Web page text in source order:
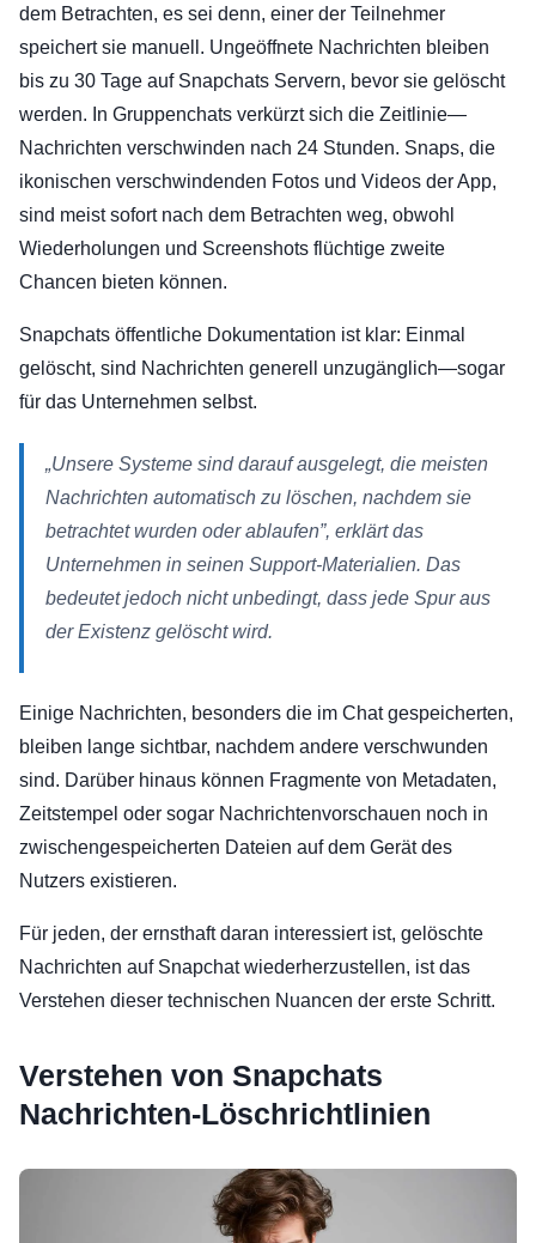
dem Betrachten, es sei denn, einer der Teilnehmer
speichert sie manuell. Ungeöffnete Nachrichten bleiben
bis zu 30 Tage auf Snapchats Servern, bevor sie gelöscht
werden. In Gruppenchats verkürzt sich die Zeitlinie—
Nachrichten verschwinden nach 24 Stunden. Snaps, die
ikonischen verschwindenden Fotos und Videos der App,
sind meist sofort nach dem Betrachten weg, obwohl
Wiederholungen und Screenshots flüchtige zweite
Chancen bieten können.
Snapchats öffentliche Dokumentation ist klar: Einmal
gelöscht, sind Nachrichten generell unzugänglich—sogar
für das Unternehmen selbst.
„Unsere Systeme sind darauf ausgelegt, die meisten
Nachrichten automatisch zu löschen, nachdem sie
betrachtet wurden oder ablaufen”, erklärt das
Unternehmen in seinen Support-Materialien. Das
bedeutet jedoch nicht unbedingt, dass jede Spur aus
der Existenz gelöscht wird.
Einige Nachrichten, besonders die im Chat gespeicherten,
bleiben lange sichtbar, nachdem andere verschwunden
sind. Darüber hinaus können Fragmente von Metadaten,
Zeitstempel oder sogar Nachrichtenvorschauen noch in
zwischengespeicherten Dateien auf dem Gerät des
Nutzers existieren.
Für jeden, der ernsthaft daran interessiert ist, gelöschte
Nachrichten auf Snapchat wiederherzustellen, ist das
Verstehen dieser technischen Nuancen der erste Schritt.
Verstehen von Snapchats
Nachrichten-Löschrichtlinien